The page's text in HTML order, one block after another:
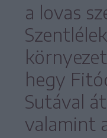
a lovas
hegy
Sutával
valamint